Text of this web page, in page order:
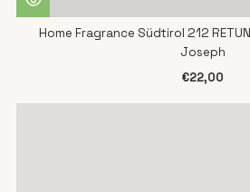
Home Fragrance Südtirol 212
Joseph
€22,00